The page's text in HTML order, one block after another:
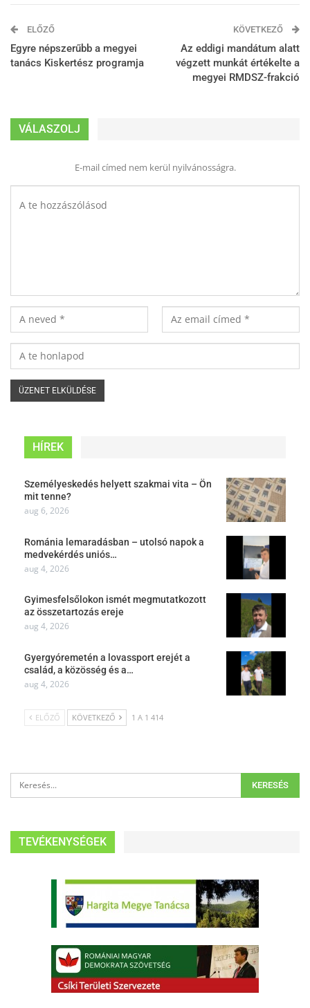
ELŐZŐ
Egyre népszerűbb a megyei
tanács Kiskertész programja
KÖVETKEZŐ
Az eddigi mandátum alatt
végzett munkát értékelte a
megyei RMDSZ-frakció
VÁLASZOLJ
E-mail címed nem kerül nyilvánosságra.
HÍREK
Személyeskedés helyett szakmai vita – Ön
mit tenne?
aug 6, 2026
Románia lemaradásban – utolsó napok a
medvekérdés uniós…
aug 4, 2026
Gyimesfelsőlokon ismét megmutatkozott
az összetartozás ereje
aug 4, 2026
Gyergyóremetén a lovassport erejét a
család, a közösség és a…
aug 4, 2026
ELŐZŐ KÖVETKEZŐ 1 A 1 414
TEVÉKENYSÉGEK